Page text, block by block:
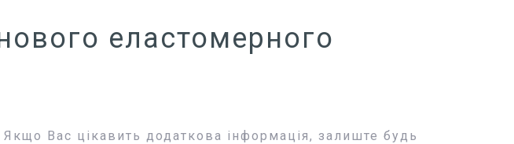
еластомерного
Якщо Вас цікавить додаткова інформація, залиште будь